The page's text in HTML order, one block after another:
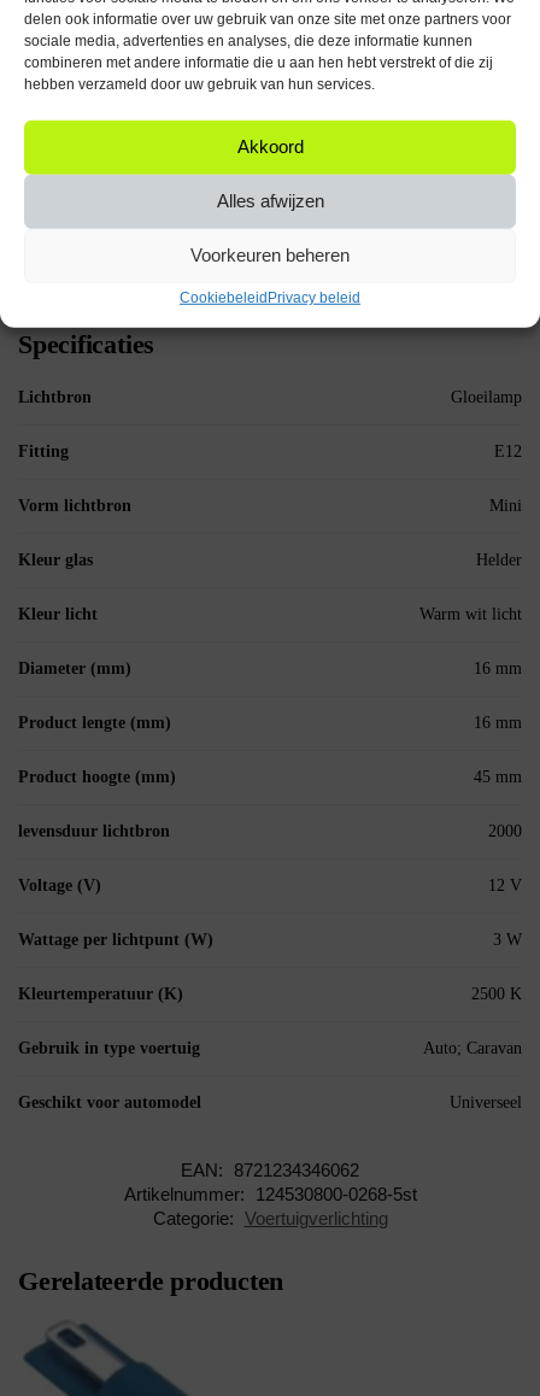
delen ook informatie over uw gebruik van onze site met onze partners voor
sociale media, advertenties en analyses, die deze informatie kunnen
combineren met andere informatie die u aan hen hebt verstrekt of die zij
hebben verzameld door uw gebruik van hun services.
Akkoord
Alles afwijzen
Voorkeuren beheren
CookiebeleidPrivacy beleid
Belangrijke Specificaties
Fitting: E12
Spanning: 12V
Afmetingen: Ø16mm x 45mm
Kleurtemperatuur: 2500K Warm wit
veelzijdige verlichtingsoplossing voor diverse toepassingen.
Specificaties
Lichtbron Gloeilamp
Fitting E12
Vorm lichtbron Mini
Kleur glas Helder
Kleur licht Warm wit licht
Diameter (mm) 16 mm
Product lengte (mm) 16 mm
Product hoogte (mm) 45 mm
levensduur lichtbron 2000
Voltage (V) 12 V
Wattage per lichtpunt (W) 3 W
Kleurtemperatuur (K) 2500 K
Gebruik in type voertuig Auto; Caravan
Geschikt voor automodel Universeel
EAN:
8721234346062
Artikelnummer:
124530800-0268-5st
Categorie: Voertuigverlichting
Gerelateerde producten